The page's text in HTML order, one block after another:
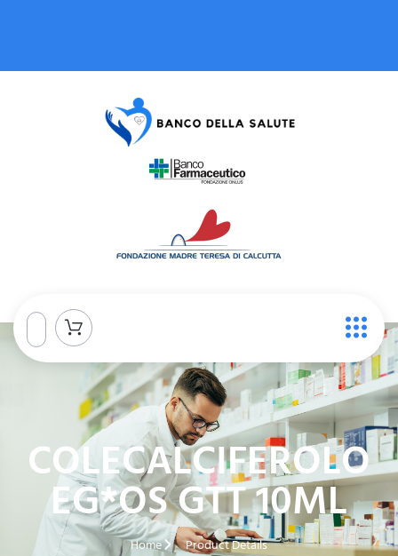
COLECALCIFEROLO
EG*OS GTT 10ML
Home Product Details